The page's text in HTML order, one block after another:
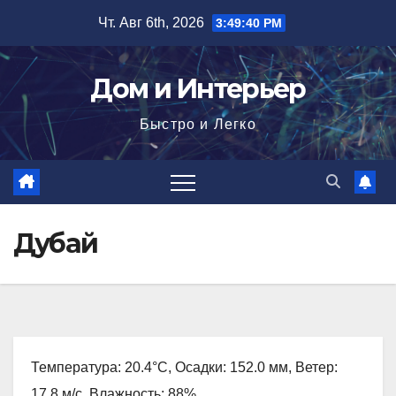
содержимому
Чт. Авг 6th, 2026 3:49:41 PM
Дом и Интерьер
Быстро и Легко
Дубай
Температура: 20.4°C, Осадки: 152.0 мм, Ветер: